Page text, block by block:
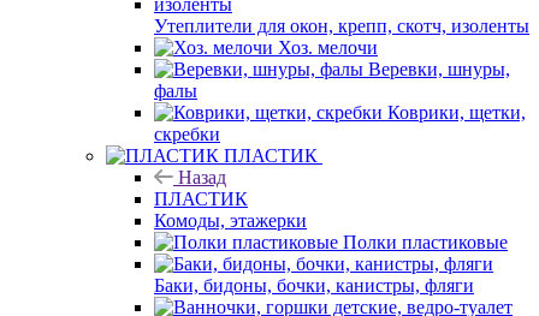
Утеплители для окон, крепп, скотч, изоленты
Хоз. мелочи
Веревки, шнуры,
фалы
Коврики, щетки,
скребки
ПЛАСТИК
Назад
ПЛАСТИК
Комоды, этажерки
Полки пластиковые
Баки, бидоны, бочки, канистры, фляги